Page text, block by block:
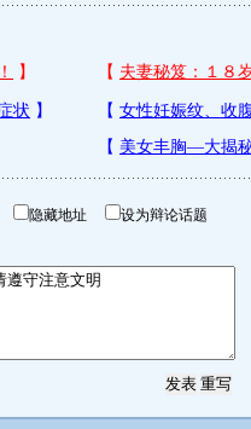
隐藏地址 设为辩论话题